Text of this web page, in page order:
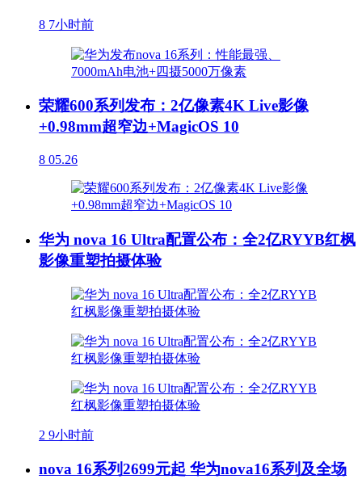
8 7小时前
荣耀600系列发布：2亿像素4K Live影像
+0.98mm超窄边+MagicOS 10
8 05.26
华为 nova 16 Ultra配置公布：全2亿RYYB红枫
影像重塑拍摄体验
2 9小时前
nova 16系列2699元起 华为nova16系列及全场